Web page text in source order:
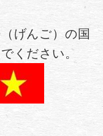
げんご）の国
ください。